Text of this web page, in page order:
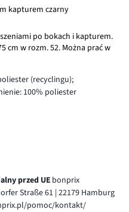
kapturem czarny
po bokach i kapturem.
cm w rozm. 52. Można prać w
(recyclingu);
100% poliester
przed UE bonprix
Straße 61 | 22179 Hamburg
pomoc/kontakt/